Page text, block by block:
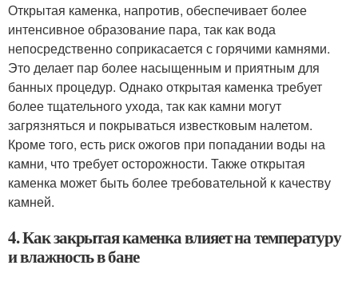
Открытая каменка, напротив, обеспечивает более
интенсивное образование пара, так как вода
непосредственно соприкасается с горячими камнями.
Это делает пар более насыщенным и приятным для
банных процедур. Однако открытая каменка требует
более тщательного ухода, так как камни могут
загрязняться и покрываться известковым налетом.
Кроме того, есть риск ожогов при попадании воды на
камни, что требует осторожности. Также открытая
каменка может быть более требовательной к качеству
камней.
4. Как закрытая каменка влияет на температуру
и влажность в бане